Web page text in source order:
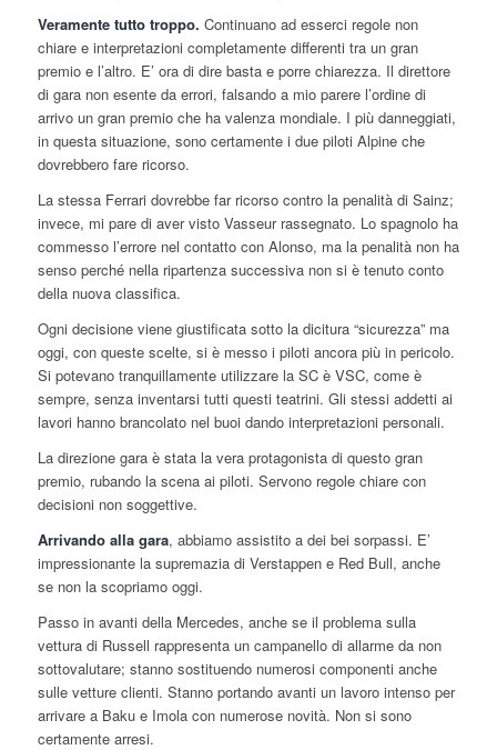
Veramente tutto troppo. Continuano ad esserci regole non
chiare e interpretazioni completamente differenti tra un gran
premio e l’altro. E’ ora di dire basta e porre chiarezza. Il direttore
di gara non esente da errori, falsando a mio parere l’ordine di
arrivo un gran premio che ha valenza mondiale. I più danneggiati,
in questa situazione, sono certamente i due piloti Alpine che
dovrebbero fare ricorso.
La stessa Ferrari dovrebbe far ricorso contro la penalità di Sainz;
invece, mi pare di aver visto Vasseur rassegnato. Lo spagnolo ha
commesso l’errore nel contatto con Alonso, ma la penalità non ha
senso perché nella ripartenza successiva non si è tenuto conto
della nuova classifica.
Ogni decisione viene giustificata sotto la dicitura “sicurezza” ma
oggi, con queste scelte, si è messo i piloti ancora più in pericolo.
Si potevano tranquillamente utilizzare la SC è VSC, come è
sempre, senza inventarsi tutti questi teatrini. Gli stessi addetti ai
lavori hanno brancolato nel buoi dando interpretazioni personali.
La direzione gara è stata la vera protagonista di questo gran
premio, rubando la scena ai piloti. Servono regole chiare con
decisioni non soggettive.
Arrivando alla gara, abbiamo assistito a dei bei sorpassi. E’
impressionante la supremazia di Verstappen e Red Bull, anche
se non la scopriamo oggi.
Passo in avanti della Mercedes, anche se il problema sulla
vettura di Russell rappresenta un campanello di allarme da non
sottovalutare; stanno sostituendo numerosi componenti anche
sulle vetture clienti. Stanno portando avanti un lavoro intenso per
arrivare a Baku e Imola con numerose novità. Non si sono
certamente arresi.